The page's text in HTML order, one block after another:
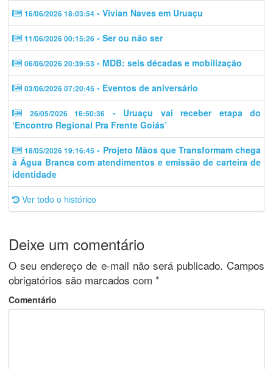
16/06/2026 18:03:54 - Vivian Naves em Uruaçu
11/06/2026 00:15:26 - Ser ou não ser
06/06/2026 20:39:53 - MDB: seis décadas e mobilização
03/06/2026 07:20:45 - Eventos de aniversário
26/05/2026 16:50:36
- Uruaçu vai receber etapa do
‘Encontro Regional Pra Frente Goiás’
18/05/2026 19:16:45 - Projeto Mãos que Transformam chega
à Água Branca com atendimentos e emissão de carteira de
identidade
Ver todo o histórico
Deixe um comentário
O seu endereço de e-mail não será publicado. Campos
obrigatórios são marcados com *
Comentário